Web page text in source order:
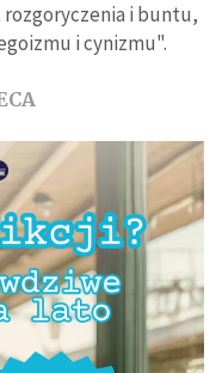
rozgoryczenia i buntu,
i cynizmu".